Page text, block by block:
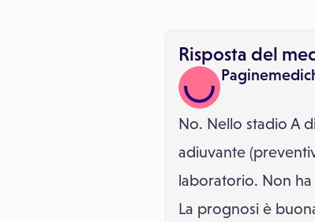
Risposta del
No. Nello stadio A
adiuvante
laboratorio. Non ha
La prognosi è